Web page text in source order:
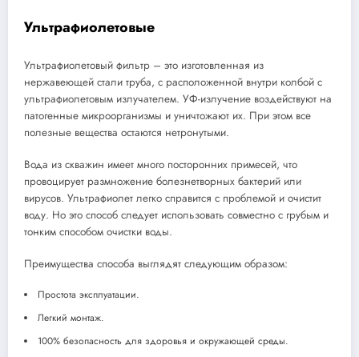
Ультрафиолетовые
Ультрафиолетовый фильтр – это изготовленная из
нержавеющей стали труба, с расположенной внутри колбой с
ультрафиолетовым излучателем. УФ-излучение воздействуют на
патогенные микроорганизмы и уничтожают их. При этом все
полезные вещества остаются нетронутыми.
Вода из скважин имеет много посторонних примесей, что
провоцирует размножение болезнетворных бактерий или
вирусов. Ультрафиолет легко справится с проблемой и очистит
воду. Но это способ следует использовать совместно с грубым и
тонким способом очистки воды.
Преимущества способа выглядят следующим образом:
Простота эксплуатации.
Легкий монтаж.
100% безопасность для здоровья и окружающей среды.